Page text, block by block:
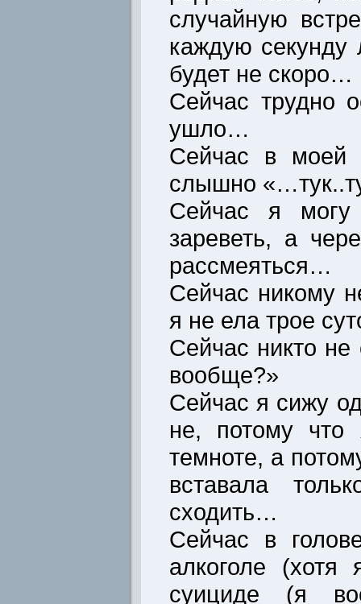
случайную
каждую
будет не скоро…
Сейчас трудно
ушло…
Сейчас в моей
слышно
Сейчас я могу
зареветь, а
рассмеяться…
Сейчас никому
я не ела трое
Сейчас никто
вообще?»
Сейчас я сижу
не, потому
темноте, а
вставала
сходить…
Сейчас в
алкоголе
суициде (я